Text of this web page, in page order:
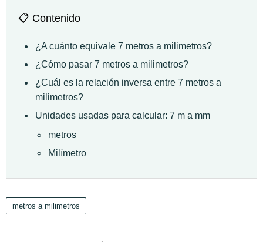
📋 Contenido
¿A cuánto equivale 7 metros a milimetros?
¿Cómo pasar 7 metros a milimetros?
¿Cuál es la relación inversa entre 7 metros a
milimetros?
Unidades usadas para calcular: 7 m a mm
metros
Milímetro
metros a milimetros